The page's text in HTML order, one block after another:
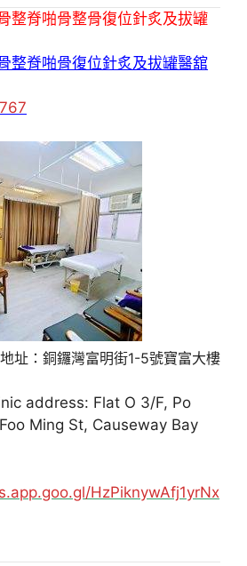
整脊啪骨整骨復位針炙及拔罐
整脊啪骨復位針炙及拔罐醫舘
址：銅鑼灣富明街1-5號寶富大樓
address: Flat O 3/F, Po
Ming St, Causeway Bay
HzPiknywAfj1yrNx